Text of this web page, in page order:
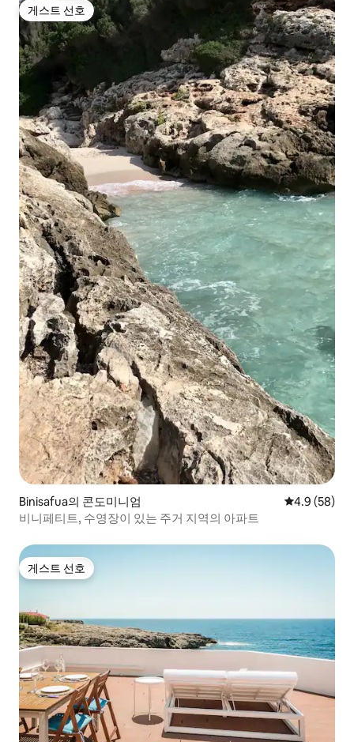
게스트 선호
게스트 선호
Binisafua의 콘도미니엄 평점 4.9점(5
4.9 (58)
비니페티트, 수영장이 있는 주거 지역의 아파트
게스트 선호
게스트 선호